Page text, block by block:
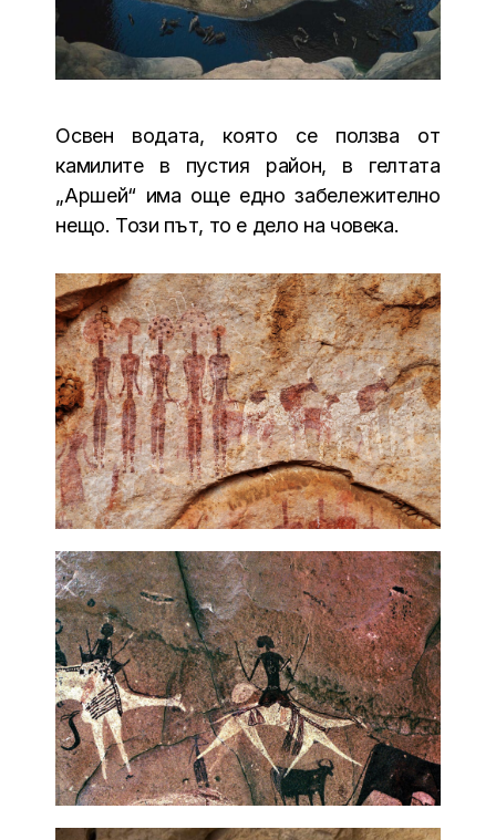
Освен водата, която се ползва от
камилите в пустия район, в гелтата
„Аршей“ има още едно забележително
нещо. Този път, то е дело на човека.